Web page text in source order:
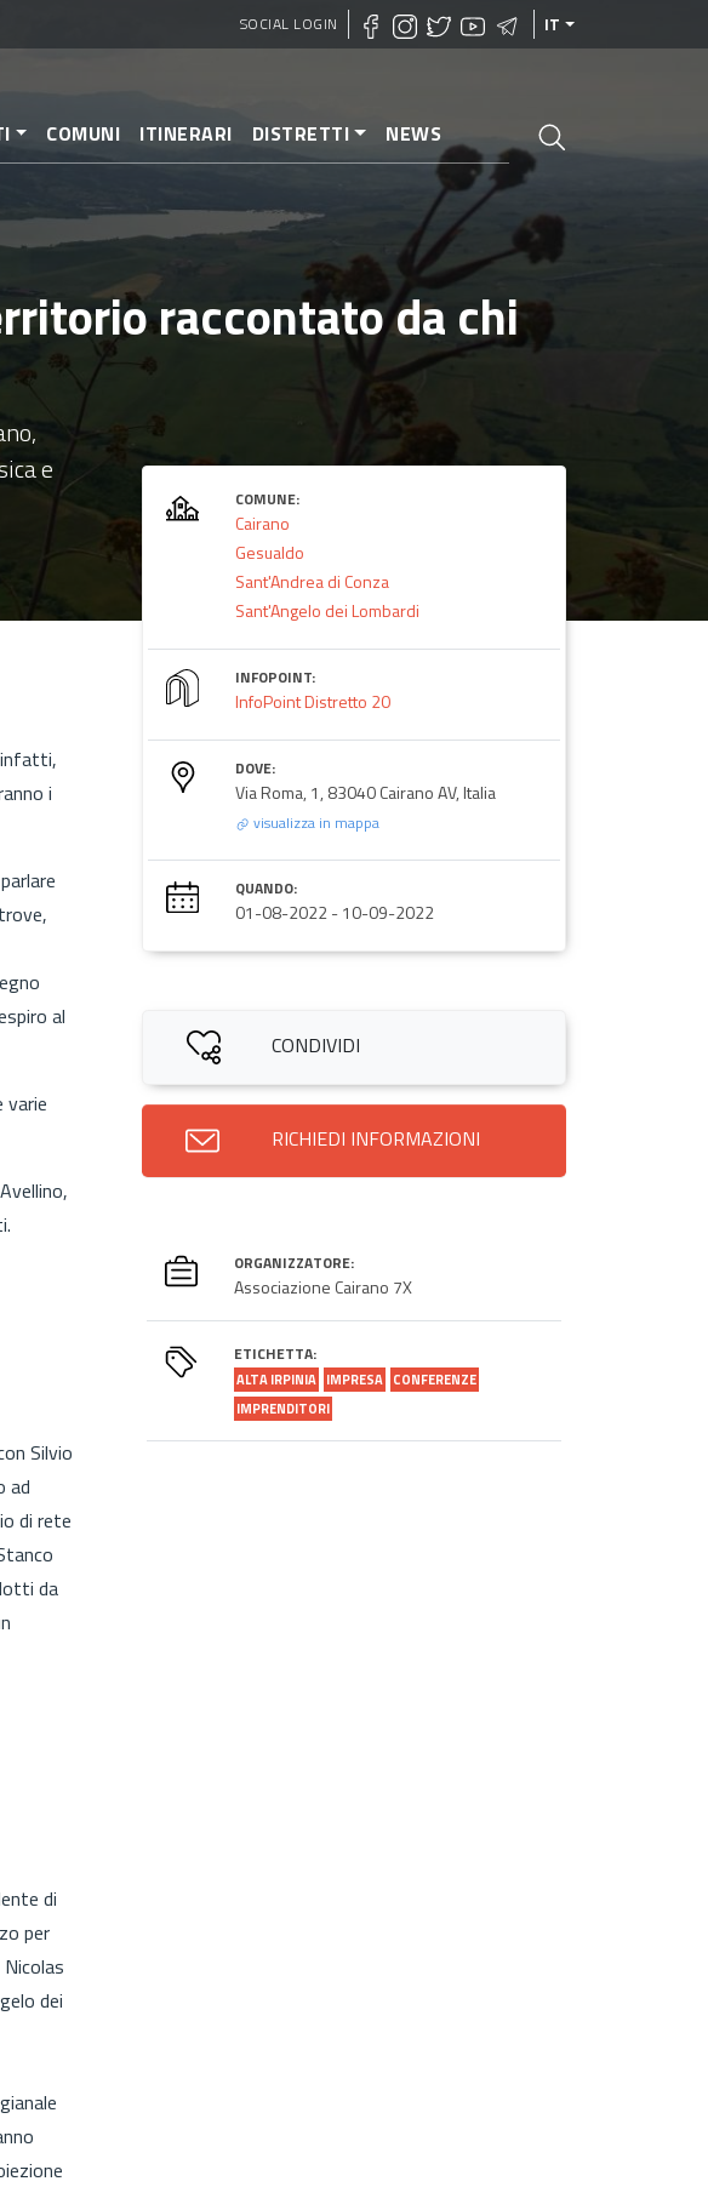
SOCIAL LOGIN IT
COMUNI ITINERARI DISTRETTI NEWS
raccontato da chi
e
infatti,
i
al
varie
Silvio
ad
di rete
da
di
per
dei
COMUNE:
Cairano
Gesualdo
Sant'Andrea di Conza
Sant'Angelo dei Lombardi
INFOPOINT:
InfoPoint Distretto 20
DOVE:
Via Roma, 1, 83040 Cairano AV, Italia
visualizza in mappa
QUANDO:
01-08-2022-10-09-2022
CONDIVIDI
RICHIEDI INFORMAZIONI
ORGANIZZATORE:
Associazione Cairano 7X
ETICHETTA:
ALTA IRPINIA IMPRESA CONFERENZE
IMPRENDITORI